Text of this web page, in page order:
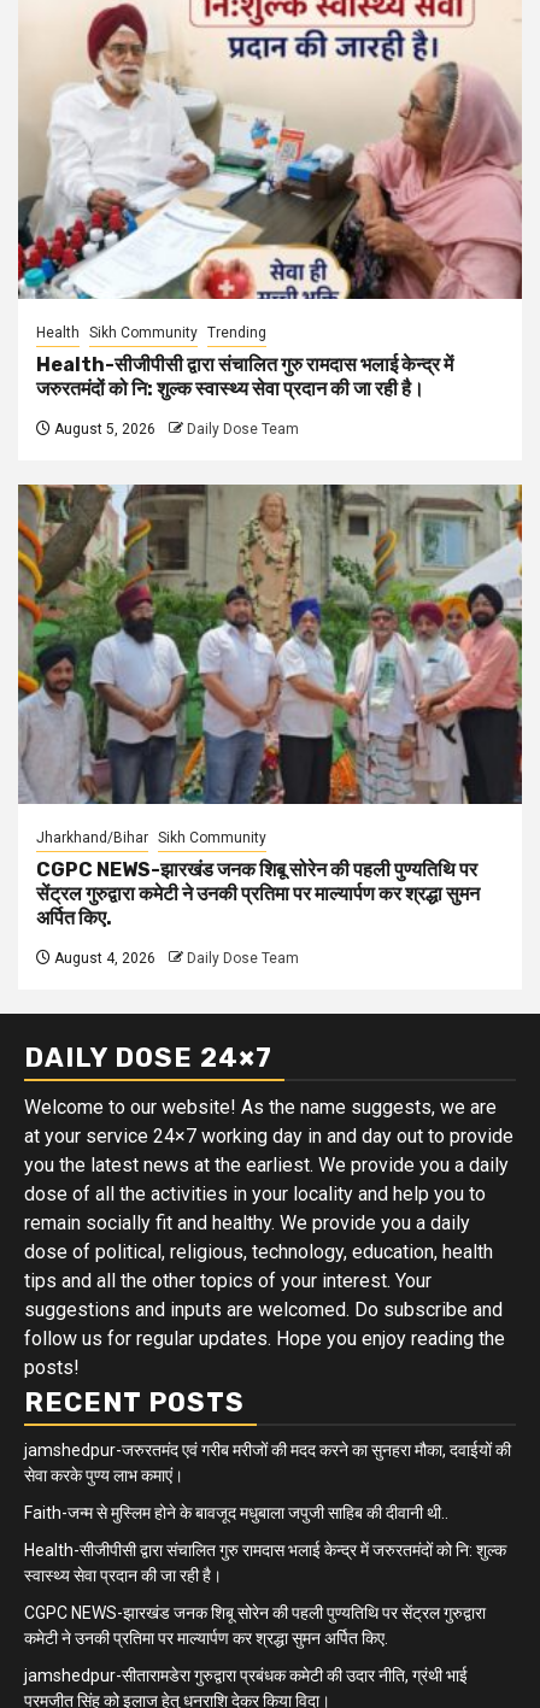
Health Sikh Community Trending
Health-सीजीपीसी द्वारा संचालित गुरु रामदास भलाई केन्द्र में
जरुरतमंदों को नि: शुल्क स्वास्थ्य सेवा प्रदान की जा रही है।
August 5, 2026 Daily Dose Team
Jharkhand/Bihar Sikh Community
CGPC NEWS-झारखंड जनक शिबू सोरेन की पहली पुण्यतिथि पर
सेंट्रल गुरुद्वारा कमेटी ने उनकी प्रतिमा पर माल्यार्पण कर श्रद्धा सुमन
अर्पित किए.
August 4, 2026 Daily Dose Team
DAILY DOSE 24×7
Welcome to our website! As the name suggests, we are
at your service 24×7 working day in and day out to provide
you the latest news at the earliest. We provide you a daily
dose of all the activities in your locality and help you to
remain socially fit and healthy. We provide you a daily
dose of political, religious, technology, education, health
tips and all the other topics of your interest. Your
suggestions and inputs are welcomed. Do subscribe and
follow us for regular updates. Hope you enjoy reading the
posts!
RECENT POSTS
jamshedpur-जरुरतमंद एवं गरीब मरीजों की मदद करने का सुनहरा मौका, दवाईयों की
सेवा करके पुण्य लाभ कमाएं।
Faith-जन्म से मुस्लिम होने के बावजूद मधुबाला जपुजी साहिब की दीवानी थी..
Health-सीजीपीसी द्वारा संचालित गुरु रामदास भलाई केन्द्र में जरुरतमंदों को नि: शुल्क
स्वास्थ्य सेवा प्रदान की जा रही है।
CGPC NEWS-झारखंड जनक शिबू सोरेन की पहली पुण्यतिथि पर सेंट्रल गुरुद्वारा
कमेटी ने उनकी प्रतिमा पर माल्यार्पण कर श्रद्धा सुमन अर्पित किए.
jamshedpur-सीतारामडेरा गुरुद्वारा प्रबंधक कमेटी की उदार नीति, ग्रंथी भाई
परमजीत सिंह को इलाज हेतु धनराशि देकर किया विदा।